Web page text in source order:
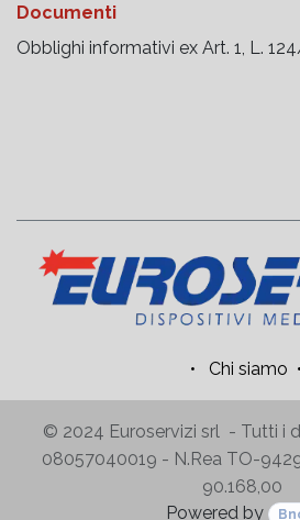
Documenti
Obblighi informativi ex Art. 1, L.
• Chi siamo •
© 2024 Euroservizi srl - Tutti i
08057040019 - N.Rea TO-
90.168,00
Powered by